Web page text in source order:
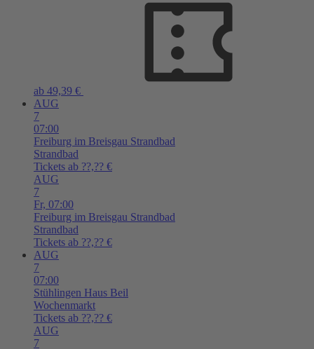
ab 49,39 €
AUG
7
07:00
Freiburg im Breisgau Strandbad
Strandbad
Tickets ab ??,?? €
AUG
7
Fr, 07:00
Freiburg im Breisgau Strandbad
Strandbad
Tickets ab ??,?? €
AUG
7
07:00
Stühlingen Haus Beil
Wochenmarkt
Tickets ab ??,?? €
AUG
7